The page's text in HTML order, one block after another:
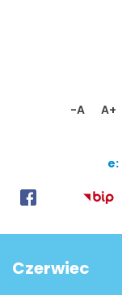
-A A+
e:
Czerwiec